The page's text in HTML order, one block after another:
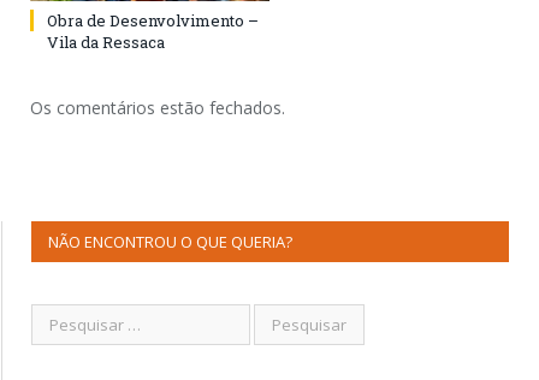
Obra de Desenvolvimento –
Vila da Ressaca
Os comentários estão fechados.
NÃO ENCONTROU O QUE QUERIA?